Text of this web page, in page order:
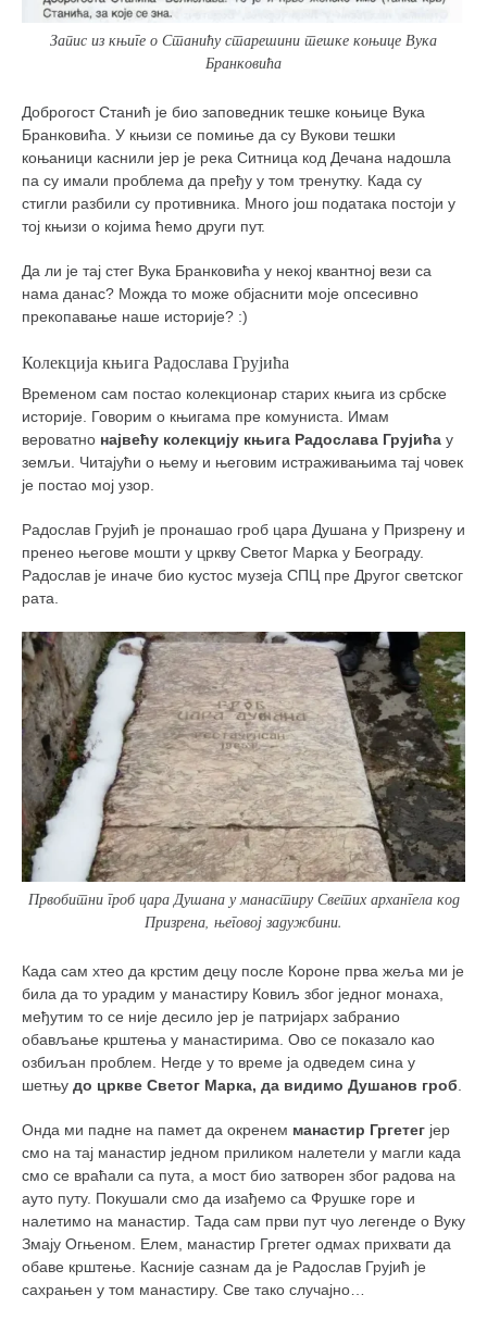
Запис из књиге о Станићу старешини тешке коњице Вука
Бранковића
Доброгост Станић је био заповедник тешке коњице Вука
Бранковића. У књизи се помиње да су Вукови тешки
коњаници каснили јер је река Ситница код Дечана надошла
па су имали проблема да пређу у том тренутку. Када су
стигли разбили су противника. Много још података постоји у
тој књизи о којима ћемо други пут.
Да ли је тај стег Вука Бранковића у некој квантној вези са
нама данас? Можда то може објаснити моје опсесивно
прекопавање наше историје? :)
Колекција књига Радослава Грујића
Временом сам постао колекционар старих књига из србске
историје. Говорим о књигама пре комуниста. Имам
вероватно највећу колекцију књига Радослава Грујића у
земљи. Читајући о њему и његовим истраживањима тај човек
је постао мој узор.
Радослав Грујић је пронашао гроб цара Душана у Призрену и
пренео његове мошти у цркву Светог Марка у Београду.
Радослав је иначе био кустос музеја СПЦ пре Другог светског
рата.
Првобитни гроб цара Душана у манастиру Светих архангела код
Призрена, његовој задужбини.
Када сам хтео да крстим децу после Короне прва жеља ми је
била да то урадим у манастиру Ковиљ због једног монаха,
међутим то се није десило јер је патријарх забранио
обављање крштења у манастирима. Ово се показало као
озбиљан проблем. Негде у то време ја одведем сина у
шетњу до цркве Светог Марка, да видимо Душанов гроб
Онда ми падне на памет да окренем манастир Гргетег јер
смо на тај манастир једном приликом налетели у магли када
смо се враћали са пута, а мост био затворен због радова на
ауто путу. Покушали смо да изађемо са Фрушке горе и
налетимо на манастир. Тада сам први пут чуо легенде о Вуку
Змају Огњеном. Елем, манастир Гргетег одмах прихвати да
обаве крштење. Касније сазнам да је Радослав Грујић је
сахрањен у том манастиру. Све тако случајно…